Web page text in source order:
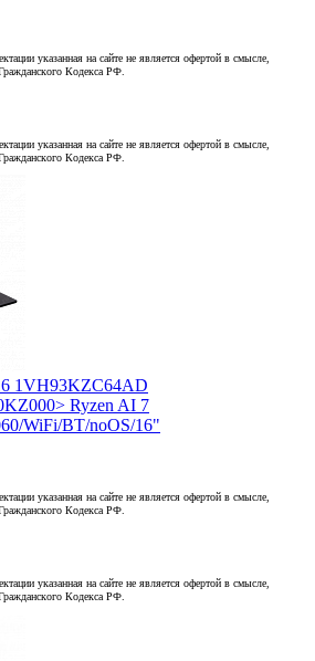
указанная на сайте не является офертой в смысле,
Кодекса РФ.
указанная на сайте не является офертой в смысле,
Кодекса РФ.
1VH93KZC64AD
Ryzen AI 7
WiFi/BT/noOS/16"
указанная на сайте не является офертой в смысле,
Кодекса РФ.
указанная на сайте не является офертой в смысле,
Кодекса РФ.